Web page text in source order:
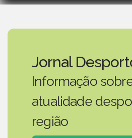
Jornal
Informação
atualidade
região